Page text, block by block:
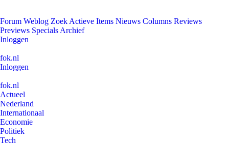
Forum Weblog Zoek Actieve Items Nieuws Columns Reviews
Previews Specials Archief
Inloggen
fok.nl
Inloggen
fok.nl
Actueel
Nederland
Internationaal
Economie
Politiek
Tech